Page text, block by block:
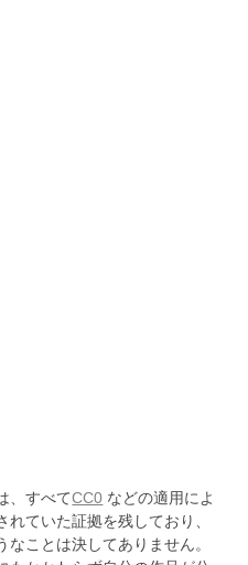
、すべてCC0 などの適用によ
ていた証拠を残しており、
ことは決してありません。